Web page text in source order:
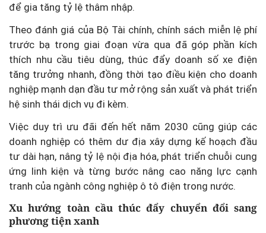
để gia tăng tỷ lệ thâm nhập.
Theo đánh giá của Bộ Tài chính, chính sách miễn lệ phí
trước bạ trong giai đoạn vừa qua đã góp phần kích
thích nhu cầu tiêu dùng, thúc đẩy doanh số xe điện
tăng trưởng nhanh, đồng thời tạo điều kiện cho doanh
nghiệp mạnh dạn đầu tư mở rộng sản xuất và phát triển
hệ sinh thái dịch vụ đi kèm.
Việc duy trì ưu đãi đến hết năm 2030 cũng giúp các
doanh nghiệp có thêm dư địa xây dựng kế hoạch đầu
tư dài hạn, nâng tỷ lệ nội địa hóa, phát triển chuỗi cung
ứng linh kiện và từng bước nâng cao năng lực cạnh
tranh của ngành công nghiệp ô tô điện trong nước.
Xu hướng toàn cầu thúc đẩy chuyển đổi sang
phương tiện xanh